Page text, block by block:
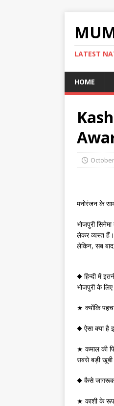
LATEST
HOME
मनोरंजन के
भोजपुरी
लेकर व्यस्त
लेकिन, सब
◆ हिन्दी में
भोजपुरी के
★ क्योंकि
◆ ऐसा क्या है
★ कमाल की
सबसे बड़ी
◆ कैसे
★ काशी के रूप